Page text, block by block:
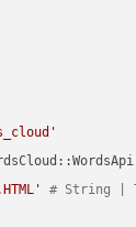
# String |